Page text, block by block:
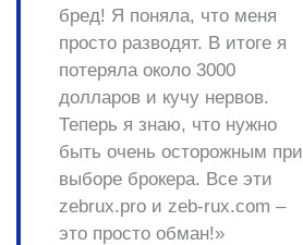
бред! Я поняла, что меня
просто разводят. В итоге я
потеряла около 3000
долларов и кучу нервов.
Теперь я знаю, что нужно
быть очень осторожным при
выборе брокера. Все эти
zebrux.pro и zeb-rux.com –
это просто обман!»